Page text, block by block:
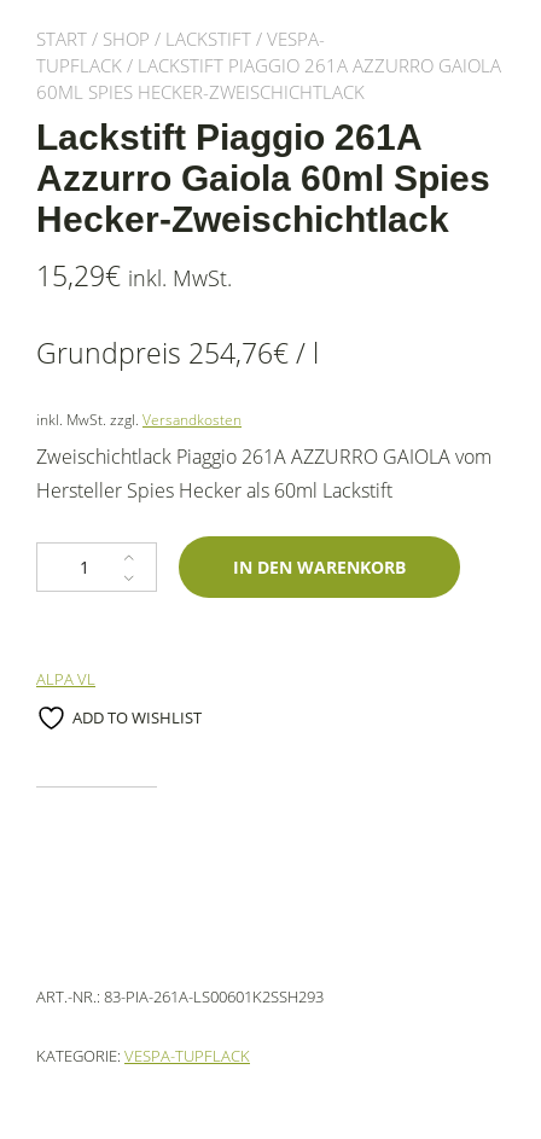
START / SHOP / LACKSTIFT / VESPA-
TUPFLACK / LACKSTIFT PIAGGIO 261A AZZURRO GAIOLA
60ML SPIES HECKER-ZWEISCHICHTLACK
Lackstift Piaggio 261A
Azzurro Gaiola 60ml Spies
Hecker-Zweischichtlack
15,29€ inkl. MwSt.
Grundpreis 254,76€/ l
inkl. MwSt. zzgl. Versandkosten
Zweischichtlack Piaggio 261A AZZURRO GAIOLA vom
Hersteller Spies Hecker als 60ml Lackstift
Lackstift Piaggio 261A Azzurro Gaiola 60ml Spies Hecker-
IN DEN WARENKORB
ALPA VL
ADD TO WISHLIST
ART.-NR.: 83-PIA-261A-LS00601K2SSH293
KATEGORIE: VESPA-TUPFLACK